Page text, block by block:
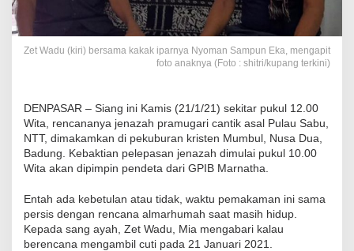
Zet Wadu (kiri) bersama kakak iparnya Nyoman Sampun Eka, mengapit
foto anaknya (Foto : shitri/kupang terkini)
DENPASAR – Siang ini Kamis (21/1/21) sekitar pukul 12.00
Wita, rencananya jenazah pramugari cantik asal Pulau Sabu,
NTT, dimakamkan di pekuburan kristen Mumbul, Nusa Dua,
Badung. Kebaktian pelepasan jenazah dimulai pukul 10.00
Wita akan dipimpin pendeta dari GPIB Marnatha.
Entah ada kebetulan atau tidak, waktu pemakaman ini sama
persis dengan rencana almarhumah saat masih hidup.
Kepada sang ayah, Zet Wadu, Mia mengabari kalau
berencana mengambil cuti pada 21 Januari 2021.